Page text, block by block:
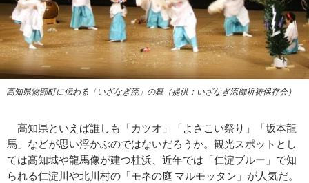
高知県物部町に伝わる「いざなぎ流」の舞（提供：いざなぎ流御祈祷保存会）
高知県といえば誰しも「カツオ」「よさこい祭り」「坂本龍
馬」などが思い浮かぶのではないだろうか。観光スポットとし
ては高知城や龍馬像が建つ桂浜、近年では「仁淀ブルー」で知
られる仁淀川や北川村の「モネの庭 マルモッタン」が人気だ。